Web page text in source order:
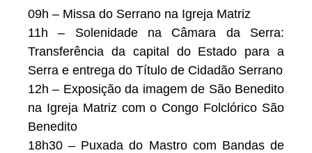
09h – Missa do Serrano na Igreja Matriz
11h – Solenidade na Câmara da Serra:
Transferência da capital do Estado para a
Serra e entrega do Título de Cidadão Serrano
12h – Exposição da imagem de São Benedito
na Igreja Matriz com o Congo Folclórico São
Benedito
18h30 – Puxada do Mastro com Bandas de